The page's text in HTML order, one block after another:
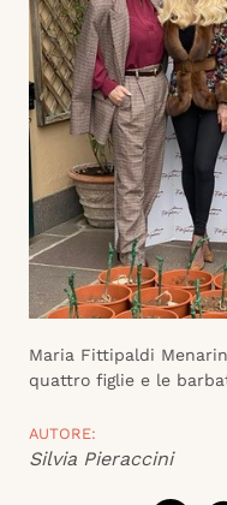
Maria Fittipaldi
quattro figlie e le
AUTORE:
Silvia Pieraccini